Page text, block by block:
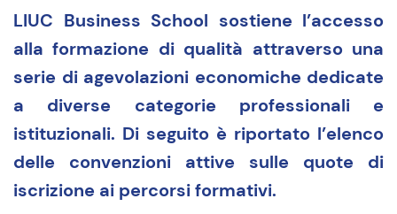
LIUC Business School sostiene l’accesso
alla formazione di qualità attraverso una
serie di agevolazioni economiche dedicate
a diverse categorie professionali e
istituzionali. Di seguito è riportato l’elenco
delle convenzioni attive sulle quote di
iscrizione ai percorsi formativi.